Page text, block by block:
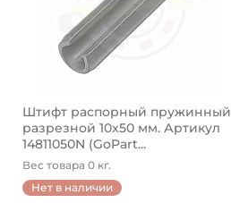
Штифт распорный пружинный
разрезной 10х50 мм. Артикул
14811050N (GoPart...
Вес товара 0 кг.
Нет в наличии